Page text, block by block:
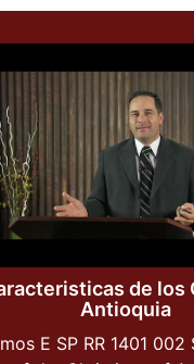
de los
Antioquia
E SP RR 1401